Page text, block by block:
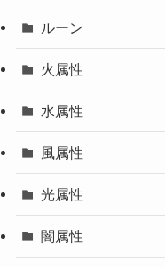
ルーン
火属性
水属性
風属性
光属性
闇属性